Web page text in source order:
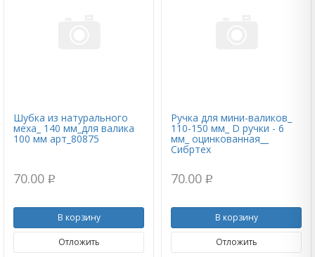
Шубка из натурального
меха_ 140 мм_для валика
100 мм арт_80875
70.00 p
В корзину
Отложить
Ручка для мини-валиков_
110-150 мм_ D ручки - 6
мм_ оцинкованная__
Сибртех
70.00 p
В корзину
Отложить